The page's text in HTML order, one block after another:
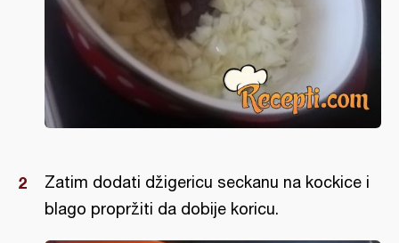
Zatim dodati džigericu seckanu na kockice i
blago propržiti da dobije koricu.